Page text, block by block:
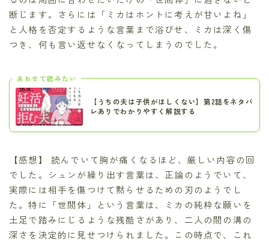
断じます。さらには「ミカはホントに考えが甘いよね」
と人格を否定するような言葉まで浴びせ、ミカは深く傷
つき、何も言い返せなくなってしまうのでした。
あわせて読みたい
【うちの夫は子供がほしくない】第2話をネタバ
レありでわかりやすく解説する
【感想】 読んでいて胸が痛くなるほど、厳しい内容の回
でした。シュンが繰り出す言葉は、正論のようでいて、
実際には相手を傷つけて黙らせるための刃のようでし
た。特に「世間体」という言葉は、ミカの純粋な願いを
土足で踏みにじるような残酷さがあり、二人の間の溝の
深さを決定的に見せつけられました。この時点で、これ